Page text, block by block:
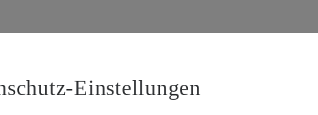
Klingsiek (Vorstandsmitglied), Ulf-U. Plath (Vorstandsmitglied),
Einstellungen